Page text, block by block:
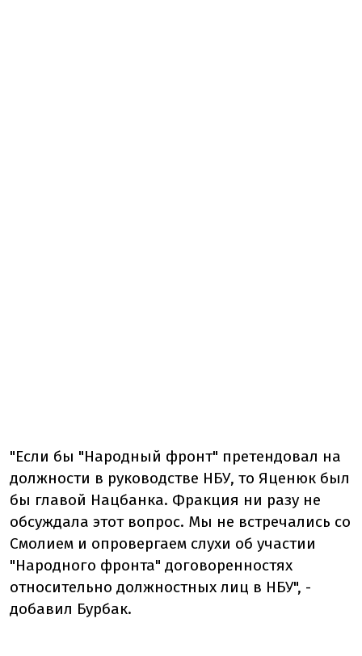
"Если бы "Народный фронт" претендовал на
должности в руководстве НБУ, то Яценюк был
бы главой Нацбанка. Фракция ни разу не
обсуждала этот вопрос. Мы не встречались со
Смолием и опровергаем слухи об участии
"Народного фронта" договоренностях
относительно должностных лиц в НБУ", -
добавил Бурбак.